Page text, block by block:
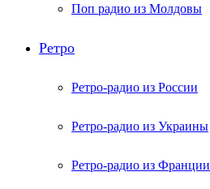
Поп радио из Молдовы
Ретро
Ретро-радио из России
Ретро-радио из Украины
Ретро-радио из Франции